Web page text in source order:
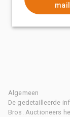
mail
Algemeen
De gedetailleerde
Bros. Auctioneers